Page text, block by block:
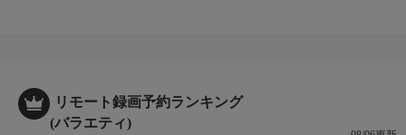
歩一歩前に進んでいく。ＭＣ：今田耕司、中条あやみ
リモート録画予約ランキング
(バラエティ)